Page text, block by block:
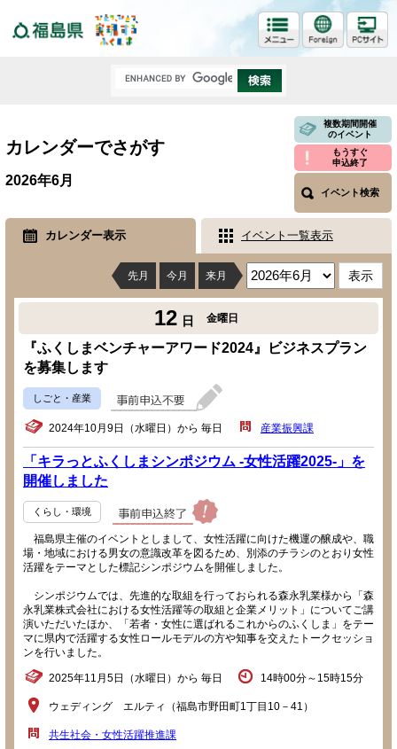
カレンダーでさがす
複数期間開催
のイベント
もうすぐ
申込終了
イベント検索
2026年6月
カレンダー表示 イベント一覧表示
先月 今月 来月
12 日 金曜日
『ふくしまベンチャーアワード2024』ビジネスプラン
を募集します
しごと・産業
2024年10月9日（水曜日）から 毎日 産業振興課
「キラっとふくしまシンポジウム -女性活躍2025-」を
開催しました
くらし・環境
福島県主催のイベントとしまして、女性活躍に向けた機運の醸成や、職
場・地域における男女の意識改革を図るため、別添のチラシのとおり女性
活躍をテーマとした標記シンポジウムを開催しました。
シンポジウムでは、先進的な取組を行っておられる森永乳業様から「森
永乳業株式会社における女性活躍等の取組と企業メリット」についてご講
演いただいたほか、「若者・女性に選ばれるこれからのふくしま」をテー
マに県内で活躍する女性ロールモデルの方や知事を交えたトークセッショ
ンを行いました。
2025年11月5日（水曜日）から 毎日 14時00分～15時15分
ウェディング エルティ（福島市野田町1丁目10－41）
共生社会・女性活躍推進課